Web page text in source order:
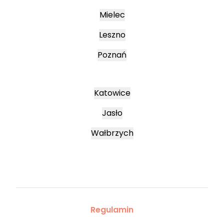
Mielec
Leszno
Poznań
Katowice
Jasło
Wałbrzych
Regulamin